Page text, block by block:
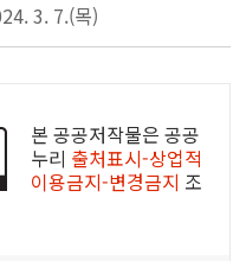
3. 7.(목)
본 공공저작물은 공공
누리 출처표시-상업적
이용금지-변경금지 조